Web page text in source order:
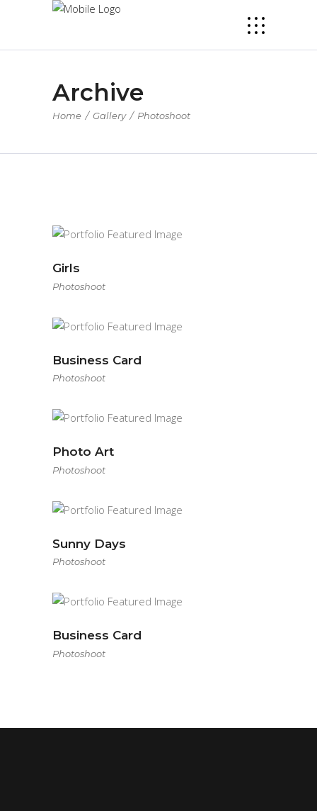
Archive
Home / Gallery/ Photoshoot
Girls
Photoshoot
Business Card
Photoshoot
Photo Art
Photoshoot
Sunny Days
Photoshoot
Business Card
Photoshoot